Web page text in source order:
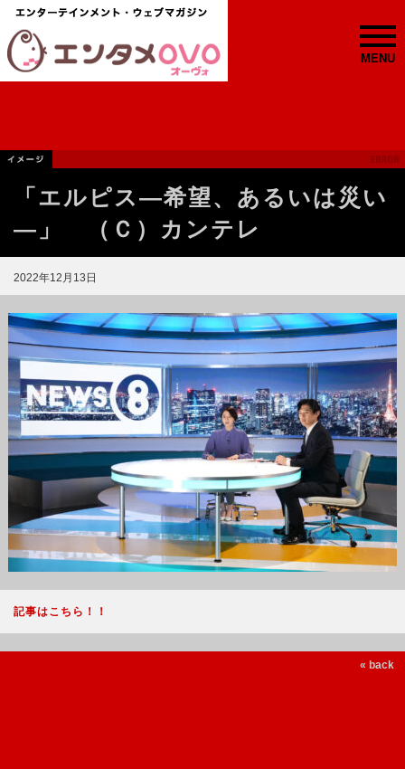
MENU
「エルピス—希望、あるいは災い
—」 （Ｃ）カンテレ
2022年12月13日
記事はこちら！！
« back